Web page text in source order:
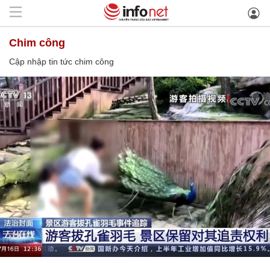
chim công
Cập nhập tin tức chim công